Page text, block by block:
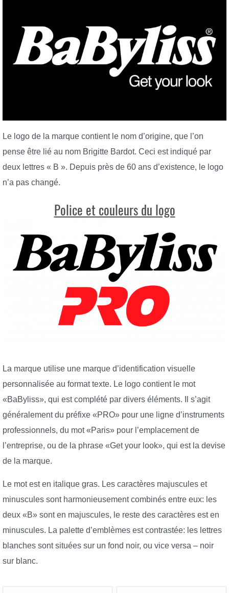
Le logo de la marque contient le nom d’origine, que l’on
pense être lié au nom Brigitte Bardot. Ceci est indiqué par
deux lettres « B ». Depuis près de 60 ans d’existence, le logo
n’a pas changé.
Police et couleurs du logo
La marque utilise une marque d’identification visuelle
personnalisée au format texte. Le logo contient le mot
«BaByliss», qui est complété par divers éléments. Il s’agit
généralement du préfixe «PRO» pour une ligne d’instruments
professionnels, du mot «Paris» pour l’emplacement de
l’entreprise, ou de la phrase «Get your look», qui est la devise
de la marque.
Le mot est en italique gras. Les caractères majuscules et
minuscules sont harmonieusement combinés entre eux: les
deux «B» sont en majuscules, le reste des caractères est en
minuscules. La palette d’emblèmes est contrastée: les lettres
blanches sont situées sur un fond noir, ou vice versa – noir
sur blanc.